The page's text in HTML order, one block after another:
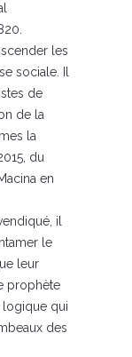
les
sociale. Il
de
de la
la
du
en
il
le
leur
prophète
logique qui
des